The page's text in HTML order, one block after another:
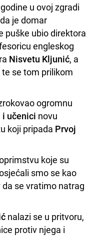
u ovoj zgradi
je domar
puške ubio direktora
engleskog
Nisvetu Kljunić, a
se tom prilikom
ogromnu
i učenici novu
koji pripada Prvoj
koje su
smo se kao
se vratimo natrag
nalazi se u pritvoru,
protiv njega i